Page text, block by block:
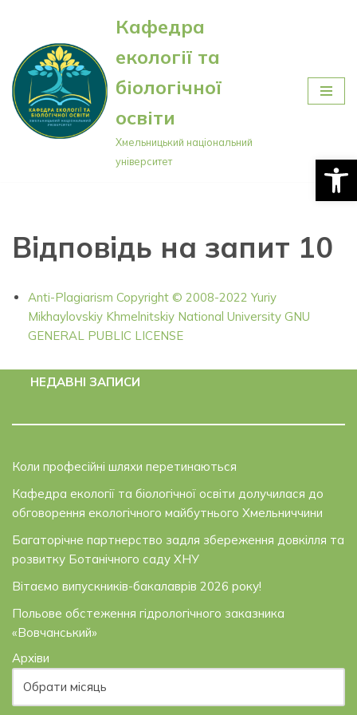
Перейти
до
вмісту
Кафедра
екології та
біологічної
освіти
Хмельницький національний
університет
Відповідь на запит 10
Anti-Plagiarism Copyright © 2008-2022 Yuriy
Mikhaylovskiy Khmelnitskiy National University GNU
GENERAL PUBLIC LICENSE
НЕДАВНІ ЗАПИСИ
Коли професійні шляхи перетинаються
Кафедра екології та біологічної освіти долучилася до
обговорення екологічного майбутнього Хмельниччини
Багаторічне партнерство задля збереження довкілля та
розвитку Ботанічного саду ХНУ
Вітаємо випускників-бакалаврів 2026 року!
Польове обстеження гідрологічного заказника
«Вовчанський»
Архіви